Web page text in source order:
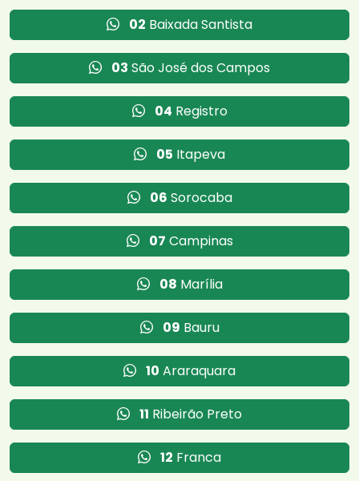
02 Baixada Santista
03 São José dos Campos
04 Registro
05 Itapeva
06 Sorocaba
07 Campinas
08 Marília
09 Bauru
10 Araraquara
11 Ribeirão Preto
12 Franca